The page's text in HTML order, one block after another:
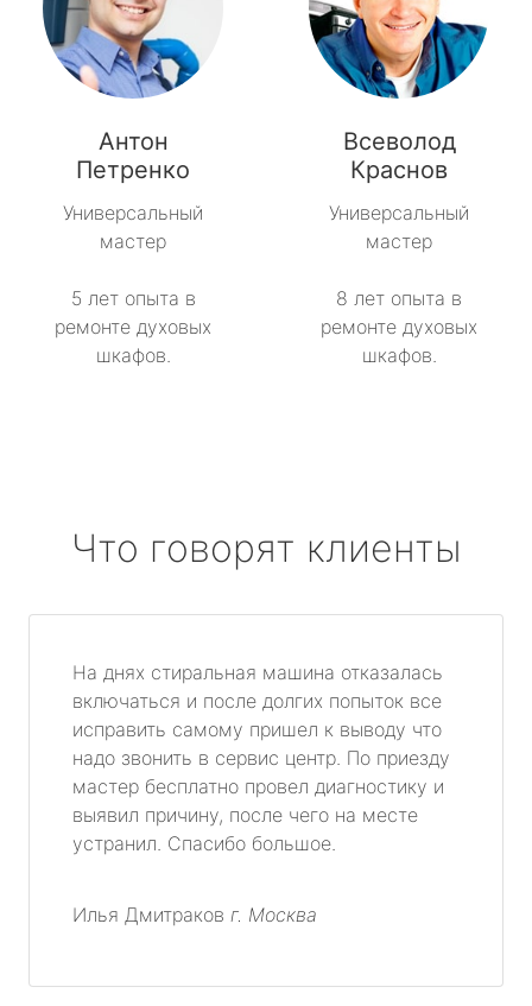
Антон
Петренко
Универсальный
мастер
5 лет опыта в
ремонте духовых
шкафов.
Всеволод
Краснов
Универсальный
мастер
8 лет опыта в
ремонте духовых
шкафов.
Что говорят клиенты
На днях стиральная машина отказалась
включаться и после долгих попыток все
исправить самому пришел к выводу что
надо звонить в сервис центр. По приезду
мастер бесплатно провел диагностику и
выявил причину, после чего на месте
устранил. Спасибо большое.
Илья Дмитраков г. Москва